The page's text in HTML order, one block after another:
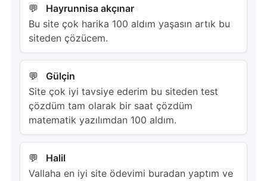
Hayrunnisa akçınar
Bu site çok harika 100 aldım yaşasın artık bu
siteden çözücem.
Gülçin
Site çok iyi tavsiye ederim bu siteden test
çözdüm tam olarak bir saat çözdüm
matematik yazılımdan 100 aldım.
Halil
Vallaha en iyi site ödevimi buradan yaptım ve